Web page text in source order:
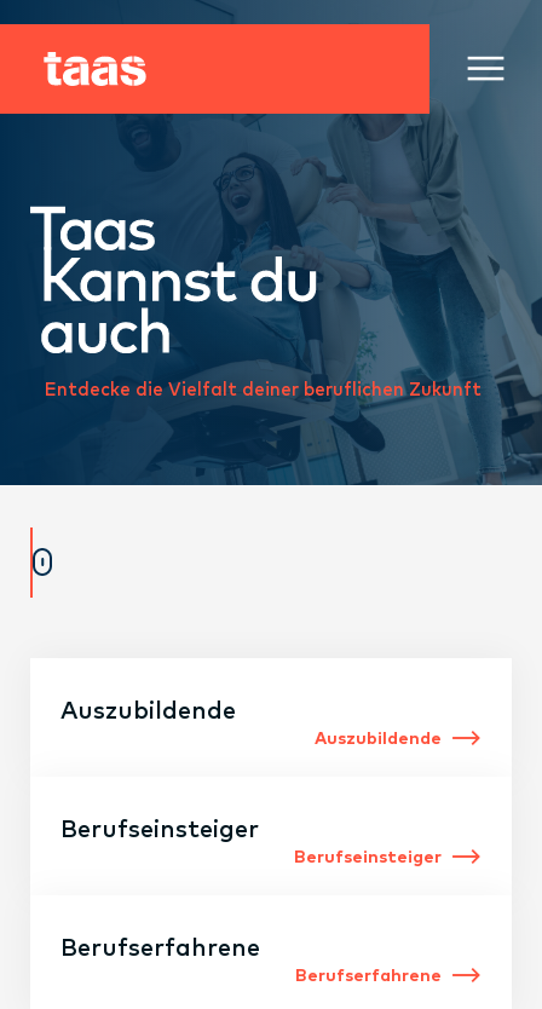
Entdecke die Vielfalt deiner beruflichen Zukunft
Auszubildende
Auszubildende
Berufseinsteiger
Berufseinsteiger
Berufserfahrene
Berufserfahrene